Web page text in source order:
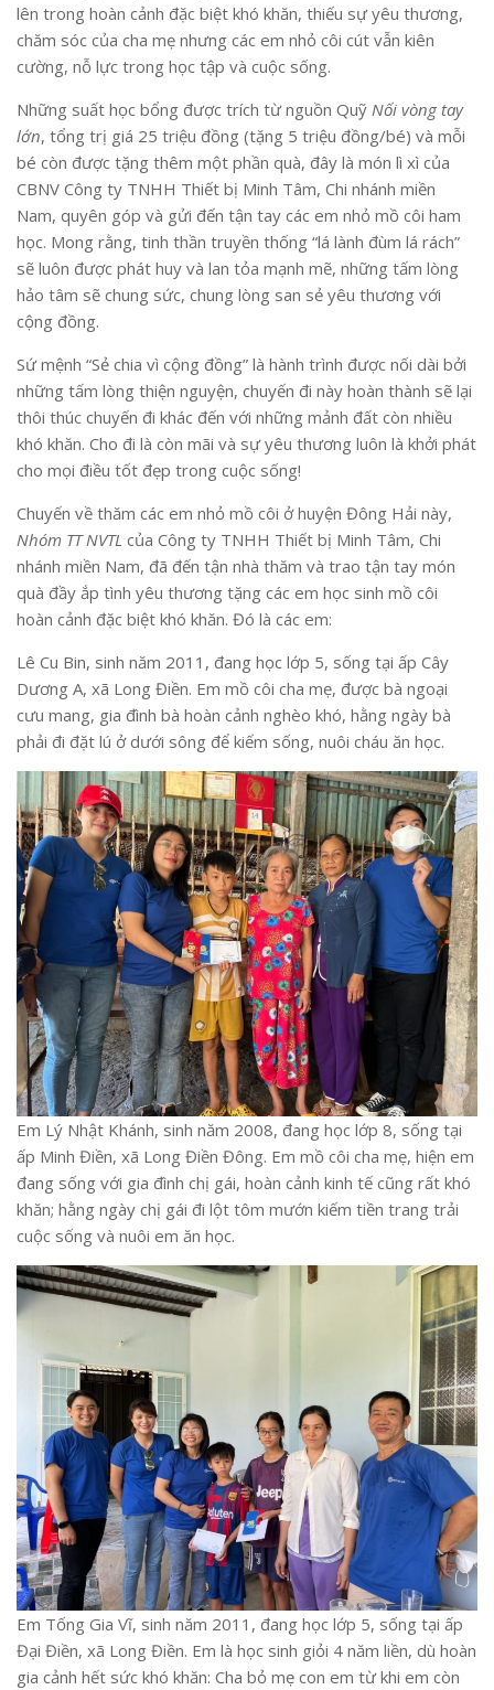
lên trong hoàn cảnh đặc biệt khó khăn, thiếu sự yêu thương,
chăm sóc của cha mẹ nhưng các em nhỏ côi cút vẫn kiên
cường, nỗ lực trong học tập và cuộc sống.
Những suất học bổng được trích từ nguồn Quỹ Nối vòng tay
lớn, tổng trị giá 25 triệu đồng (tặng 5 triệu đồng/bé) và mỗi
bé còn được tặng thêm một phần quà, đây là món lì xì của
CBNV Công ty TNHH Thiết bị Minh Tâm, Chi nhánh miền
Nam, quyên góp và gửi đến tận tay các em nhỏ mồ côi ham
học. Mong rằng, tinh thần truyền thống “lá lành đùm lá rách”
sẽ luôn được phát huy và lan tỏa mạnh mẽ, những tấm lòng
hảo tâm sẽ chung sức, chung lòng san sẻ yêu thương với
cộng đồng.
Sứ mệnh “Sẻ chia vì cộng đồng” là hành trình được nối dài bởi
những tấm lòng thiện nguyện, chuyến đi này hoàn thành sẽ lại
thôi thúc chuyến đi khác đến với những mảnh đất còn nhiều
khó khăn. Cho đi là còn mãi và sự yêu thương luôn là khởi phát
cho mọi điều tốt đẹp trong cuộc sống!
Chuyến về thăm các em nhỏ mồ côi ở huyện Đông Hải này,
Nhóm TT NVTL của Công ty TNHH Thiết bị Minh Tâm, Chi
nhánh miền Nam, đã đến tận nhà thăm và trao tận tay món
quà đầy ắp tình yêu thương tặng các em học sinh mồ côi
hoàn cảnh đặc biệt khó khăn. Đó là các em:
Lê Cu Bin, sinh năm 2011, đang học lớp 5, sống tại ấp Cây
Dương A, xã Long Điền. Em mồ côi cha mẹ, được bà ngoại
cưu mang, gia đình bà hoàn cảnh nghèo khó, hằng ngày bà
phải đi đặt lú ở dưới sông để kiếm sống, nuôi cháu ăn học.
Em Lý Nhật Khánh, sinh năm 2008, đang học lớp 8, sống tại
ấp Minh Điền, xã Long Điền Đông. Em mồ côi cha mẹ, hiện em
đang sống với gia đình chị gái, hoàn cảnh kinh tế cũng rất khó
khăn; hằng ngày chị gái đi lột tôm mướn kiếm tiền trang trải
cuộc sống và nuôi em ăn học.
Em Tống Gia Vĩ, sinh năm 2011, đang học lớp 5, sống tại ấp
Đại Điền, xã Long Điền. Em là học sinh giỏi 4 năm liền, dù hoàn
gia cảnh hết sức khó khăn: Cha bỏ mẹ con em từ khi em còn